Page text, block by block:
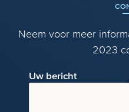
Neem voor meer
2023
Uw bericht